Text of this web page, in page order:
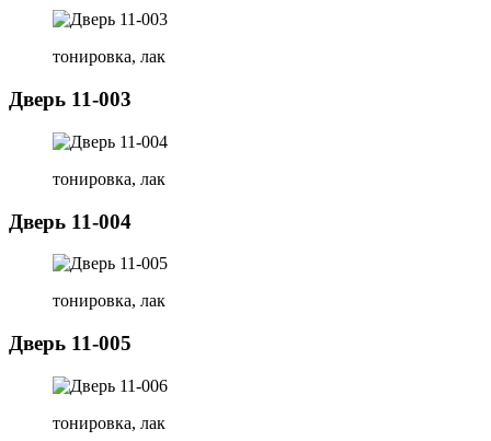
тонировка, лак
Дверь 11-003
тонировка, лак
Дверь 11-004
тонировка, лак
Дверь 11-005
тонировка, лак